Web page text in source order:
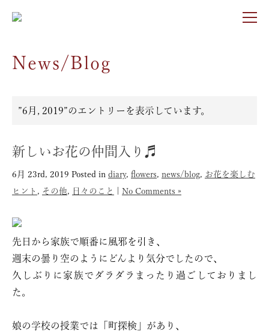
News/Blog
”6月, 2019”のエントリーを表示しています。
新しいお花の仲間入り♬
6月 23rd, 2019 Posted in diary, flowers, news/blog, お花を楽しむ
ヒント , その他, 日々のこと No Comments »
先日から家族で順番に風邪を引き、
週末の曇り空のようにどんより気分でしたので、
久しぶりに家族でダラダラまったり過ごしておりまし
た。
娘の学校の授業では「町探検」があり、